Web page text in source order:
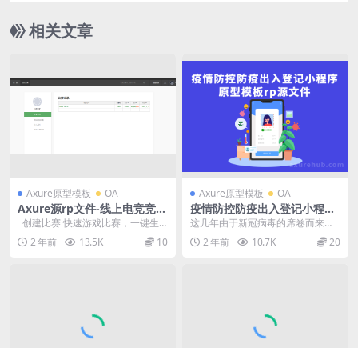
相关文章
Axure原型模板 OA
Axure源rp文件-线上电竞竞技
赛事游戏直播比赛平台web
创建比赛 快速游戏比赛，一键生
成用户的对阵图 在线聊天 比赛聊天
室...2 年前 13.5K 10
Axure原型模板 OA
疫情防控防疫出入登记小程序
原型模板rp源文件
这几年由于新冠病毒的席卷而来，
对居民生活影响很大，每一次疫情
期间，社区等场所出入...
2 年前 10.7K 20